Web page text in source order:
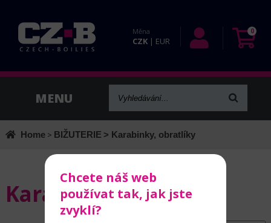
Měna
CZK | EUR
0
Home> BIŽUTERIE > Karabinky, obratlíky
Karabinky, obratlíky
Chcete náš web
používat tak, jak jste
zvyklí?